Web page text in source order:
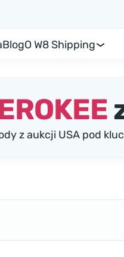
BlogO W8 Shipping
z aukcji USA pod